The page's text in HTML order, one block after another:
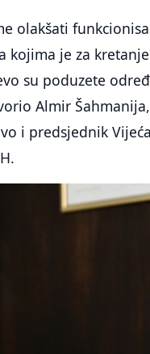
olakšati
kojima je za kretanje
su poduzete
Almir Šahmanija,
i predsjednik Vijeća